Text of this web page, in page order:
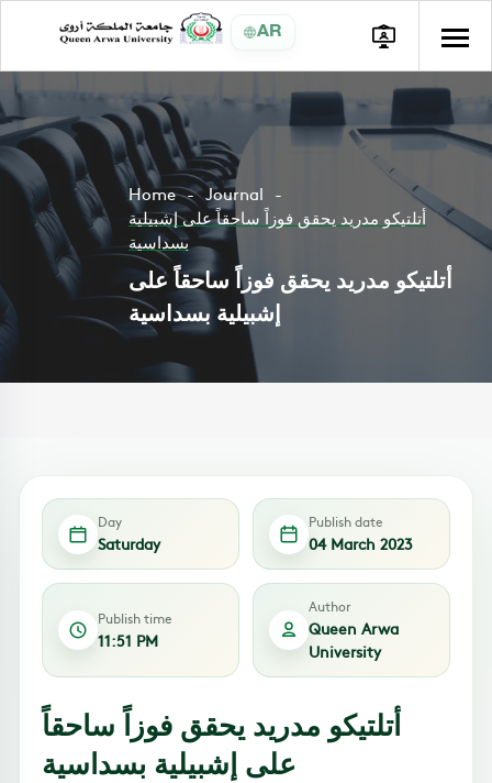
AR
Home
Journal
أتلتيكو مدريد يحقق فوزاً ساحقاً على إشبيلية
بسداسية
أتلتيكو مدريد يحقق فوزاً ساحقاً على
إشبيلية بسداسية
Day
Saturday
Publish date
04 March 2023
Publish time
11:51 PM
Author
Queen Arwa
University
أتلتيكو مدريد يحقق فوزاً ساحقاً
على إشبيلية بسداسية